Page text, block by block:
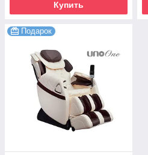
Купить
Подарок